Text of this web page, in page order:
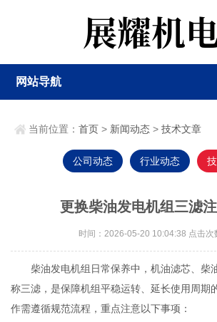
网站导航
当前位置：首页 > 新闻动态 >技术文章
公司动态 行业动态
更换柴油发电机组三滤
时间：2026-05-20 10:04:38 点击次
柴油发电机组日常保养中，机油滤芯、柴
称三滤，是保障机组平稳运转、延长使用周期
作需遵循规范流程，重点注意以下事项：